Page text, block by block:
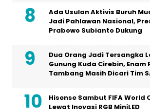
Ada Usulan Aktivis Buruh
Jadi Pahlawan Nasional,
Prabowo Subianto Dukung
Dua Orang Jadi Tersangka
Gunung Kuda Cirebin, Enam
Tambang Masih Dicari Tim
Hisense Sambut FIFA World
Lewat Inovasi RGB MiniLED